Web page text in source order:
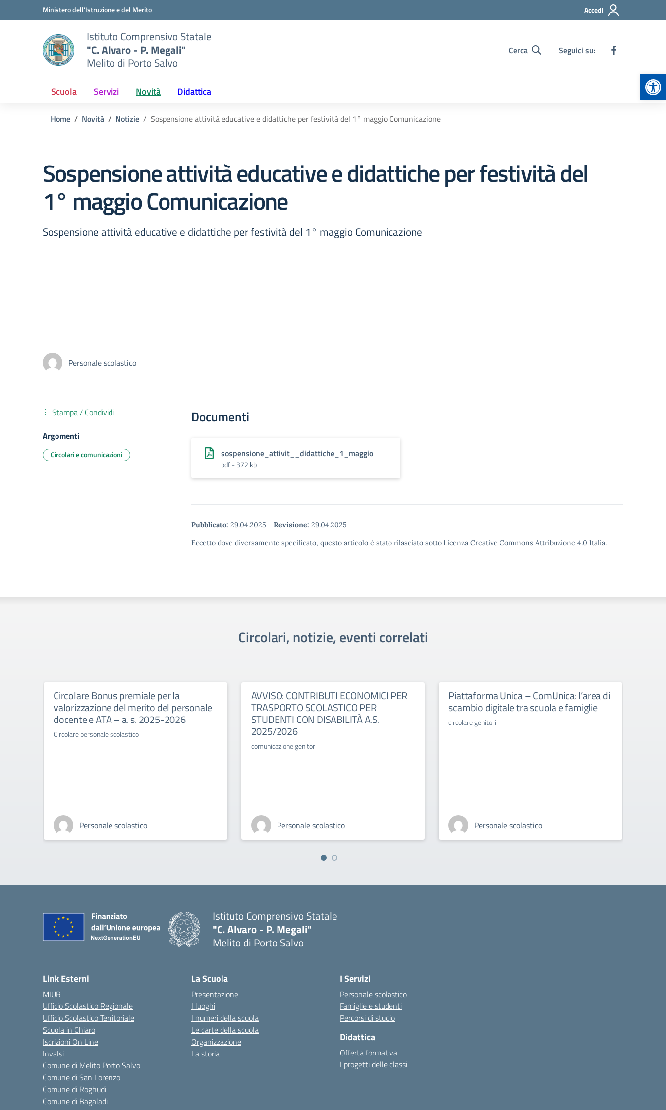
Vai ai contenuti
Vai al menu di navigazioneMinistero dell'Istruzione e del Merito Accedi
Istituto Comprensivo Statale
"C. Alvaro - P. Megali"
Melito di Porto Salvo
Cerca Seguici su:
Scuola Servizi Novità Didattica
Home Novità Notizie Sospensione attività educative e didattiche per festività del 1° maggio Comunicazione
Sospensione attività educative e didattiche per festività del
1° maggio Comunicazione
Sospensione attività educative e didattiche per festività del 1° maggio Comunicazione
Personale scolastico
Documenti
sospensione_attivit__didattiche_1_maggio
pdf - 372 kb
Pubblicato: 29.04.2025 - Revisione: 29.04.2025
Eccetto dove diversamente specificato, questo articolo è stato rilasciato sotto Licenza Creative Commons Attribuzione 4.0 Italia.
Stampa / Condividi
Argomenti
Circolari e comunicazioni
Circolari, notizie, eventi correlati
Circolare Bonus premiale per la
valorizzazione del merito del personale
docente e ATA – a. s. 2025-2026
Circolare personale scolastico
Personale scolastico
AVVISO: CONTRIBUTI ECONOMICI PER
TRASPORTO SCOLASTICO PER
STUDENTI CON DISABILITÀ A.S.
2025/2026
comunicazione genitori
Personale scolastico
Piattaforma Unica – ComUnica: l’area di
scambio digitale tra scuola e famiglie
circolare genitori
Personale scolastico
Istituto Comprensivo Statale
"C. Alvaro - P. Megali"
Melito di Porto Salvo
Link Esterni
MIUR
Ufficio Scolastico Regionale
Ufficio Scolastico Territoriale
Scuola in Chiaro
Iscrizioni On Line
Invalsi
Comune di Melito Porto Salvo
Comune di San Lorenzo
Comune di Roghudi
Comune di Bagaladi
La Scuola
Presentazione
I luoghi
I numeri della scuola
Le carte della scuola
Organizzazione
La storia
I Servizi
Personale scolastico
Famiglie e studenti
Percorsi di studio
Didattica
Offerta formativa
I progetti delle classi